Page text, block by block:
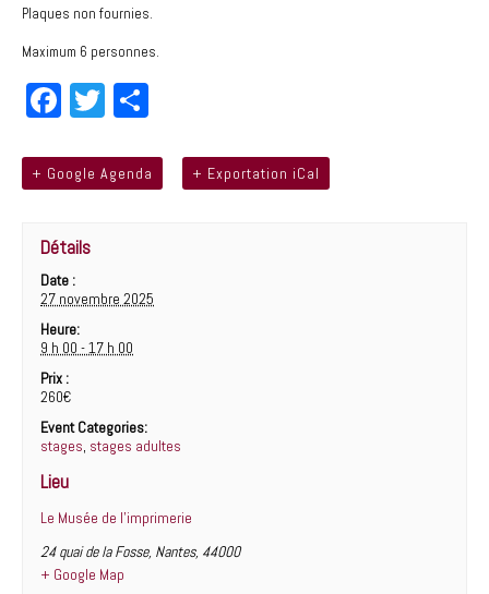
Plaques non fournies.
Maximum 6 personnes.
Fa
bo
T
tt ag
+ Google Agenda + Exportation iCal
Détails
Date :
27 novembre 2025
Heure:
9 h 00 - 17 h 00
Prix :
260€
Event Categories:
stages, stages adultes
Lieu
Le Musée de l’imprimerie
24 quai de la Fosse, Nantes, 44000
+ Google Map